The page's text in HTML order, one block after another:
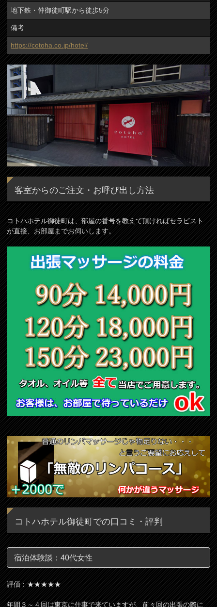
地下鉄・仲御徒町駅から徒歩5分
備考
https://cotoha.co.jp/hotel/
客室からのご注文・お呼び出し方法
コトハホテル御徒町は、部屋の番号を教えて頂ければセラピスト
が直接、お部屋までお伺いします。
コトハホテル御徒町での口コミ・評判
宿泊体験談：40代女性
評価：★★★★★
年間３～４回は東京に仕事で来ていますが、前々回の出張の際に